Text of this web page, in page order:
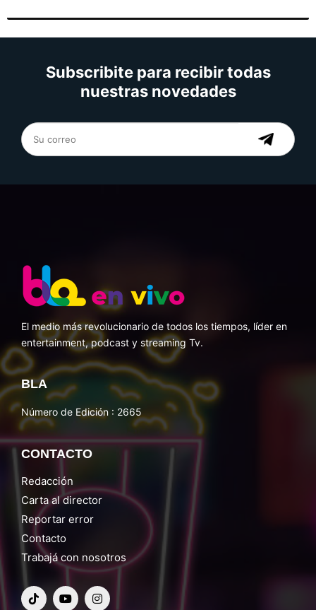
Subscribite para recibir todas
nuestras novedades
El medio más revolucionario de todos los tiempos, líder en
entertainment, podcast y streaming Tv.
BLA
Número de Edición : 2665
CONTACTO
Redacción
Carta al director
Reportar error
Contacto
Trabajá con nosotros